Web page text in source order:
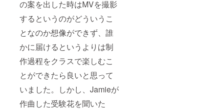
の案を出した時はMVを撮影
するというのがどういうこ
となのか想像ができず、誰
かに届けるというよりは制
作過程をクラスで楽しむこ
とができたら良いと思って
いました。しかし、Jamieが
作曲した受験花を聞いた